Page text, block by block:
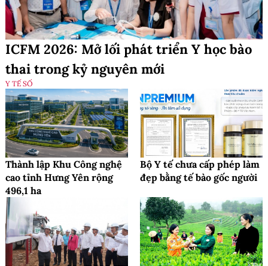
ICFM 2026: Mở lối phát triển Y học bào
thai trong kỷ nguyên mới
Y TẾ SỐ
Thành lập Khu Công nghệ
cao tỉnh Hưng Yên rộng
496,1 ha
Bộ Y tế chưa cấp phép làm
đẹp bằng tế bào gốc người